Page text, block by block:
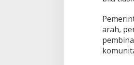
arah,